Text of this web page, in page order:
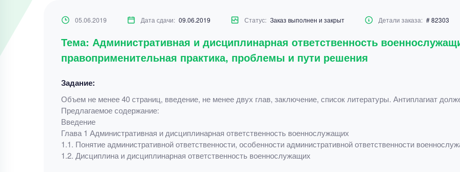
05.06.2019 Дата сдачи: 09.06.2019 Статус: Заказ выполнен и закрыт Детали заказа: # 82303
Тема: Административная и дисциплинарная ответственность
правоприменительная практика, проблемы и пути решения
Задание:
Объем не менее 40 страниц, введение, не менее двух глав, заключение, список литературы. Антиплагиат
Предлагаемое содержание:
Введение
Глава 1 Административная и дисциплинарная ответственность военнослужащих
1.1. Понятие административной ответственности, особенности административной ответственности
1.2. Дисциплина и дисциплинарная ответственность военнослужащих